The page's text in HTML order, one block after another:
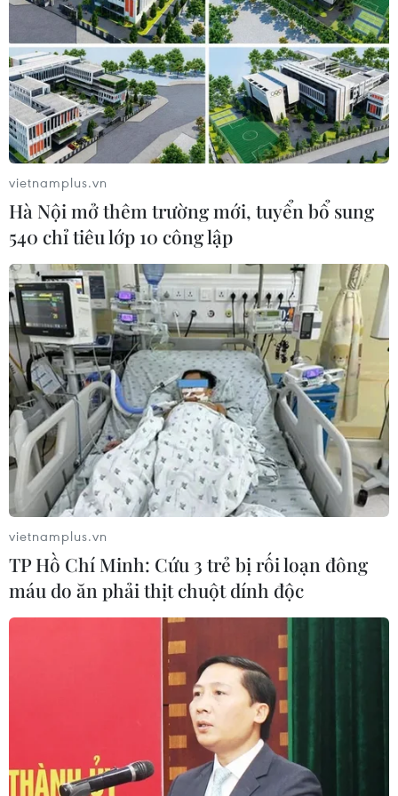
lượng.
Trung Quốc và Papua New Guinea ký kết
một loạt các văn kiện hợp tác
16/11/2018 14:24
Chủ tịch Trung Quốc Tập Cận Bình khẳng định Trung
Quốc sẵn sàng tăng cường thông tin liên lạc và phối
hợp với Papua New Guinea trên các diễn đàn quốc tế
như Liên hợp quốc, APEC, ASEAN...
vietnamplus.vn
Hà Nội mở thêm trường mới, tuyển bổ sung
540 chỉ tiêu lớp 10 công lập
vietnamplus.vn
TP Hồ Chí Minh: Cứu 3 trẻ bị rối loạn đông
máu do ăn phải thịt chuột dính độc